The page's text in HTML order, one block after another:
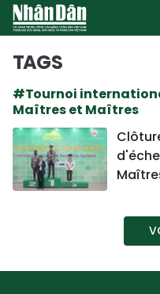
TAGS
#Tournoi
Maîtres et Maîtres